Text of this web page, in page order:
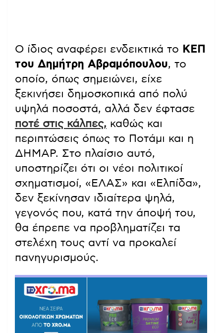
Ο ίδιος αναφέρει ενδεικτικά το ΚΕΠ
του Δημήτρη Αβραμόπουλου, το
οποίο, όπως σημειώνει, είχε
ξεκινήσει δημοσκοπικά από πολύ
υψηλά ποσοστά, αλλά δεν έφτασε
ποτέ στις κάλπες, καθώς και
περιπτώσεις όπως το Ποτάμι και η
ΔΗΜΑΡ. Στο πλαίσιο αυτό,
υποστηρίζει ότι οι νέοι πολιτικοί
σχηματισμοί, «ΕΛΑΣ» και «Ελπίδα»,
δεν ξεκίνησαν ιδιαίτερα ψηλά,
γεγονός που, κατά την άποψή του,
θα έπρεπε να προβληματίζει τα
στελέχη τους αντί να προκαλεί
πανηγυρισμούς.